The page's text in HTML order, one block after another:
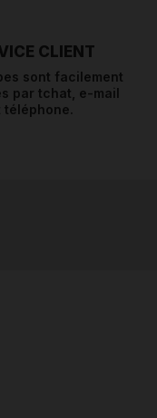
CLIENT
sont facilement
par tchat, e-mail
téléphone.